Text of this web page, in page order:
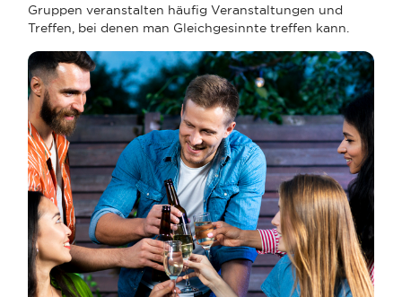
Gruppen veranstalten häufig Veranstaltungen und
Treffen, bei denen man Gleichgesinnte treffen kann.